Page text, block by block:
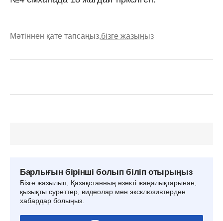
Мәтіннен қате тапсаңыз,бізге жазыңыз
Барлығын бірінші болып біліп отырыңыз
Бізге жазылып, Қазақстанның өзекті жаңалықтарынан,
қызықты суреттер, видеолар мен эксклюзивтерден
хабардар болыңыз.